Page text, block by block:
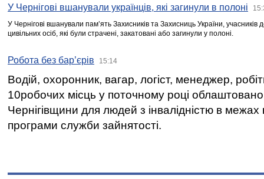
У Чернігові вшанували українців, які загинули в полоні
У Чернігові вшанували пам’ять Захисників та Захисниць України,
цивільних осіб, які були страчені, закатовані або загинули у полоні.
Робота без бар’єрів 15:14
Водій, охоронник, вагар, логіст, менеджер,
10робочих місць у поточному році
Чернігівщини для людей з інвалідністю в межах
програми служби зайнятості.